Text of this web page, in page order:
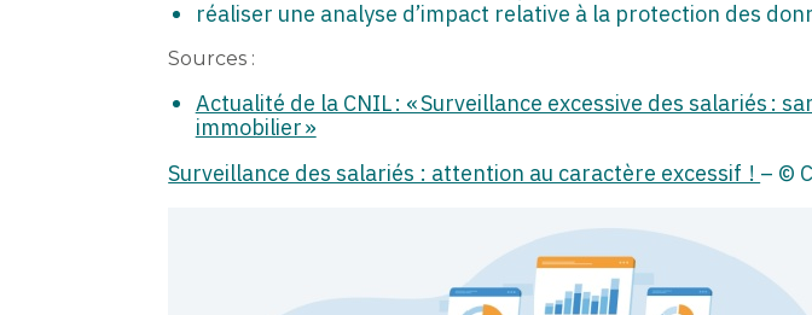
réaliser une analyse d’impact relative à la protection des
Sources :
Actualité de la CNIL : « Surveillance excessive des salariés :
immobilier »
Surveillance des salariés : attention au caractère excessif ! – ©